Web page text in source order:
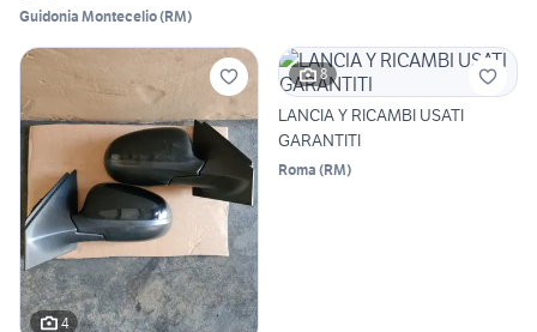
Guidonia Montecelio(RM)
4
8
LANCIA Y RICAMBI USATI
GARANTITI
Roma (RM)